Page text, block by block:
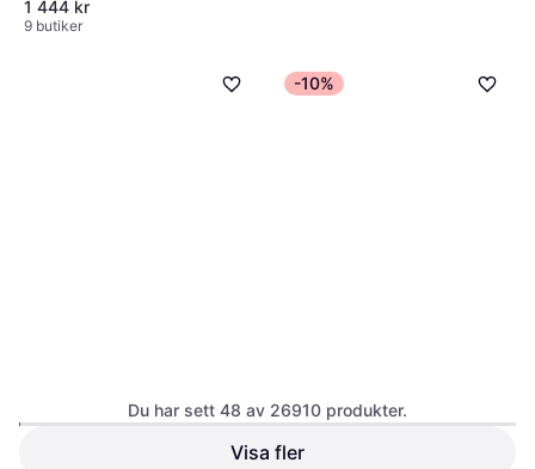
1 444 kr
9 butiker
-10%
Mobil Super 3000 XE 5W-30
Motorolja 5L
Du har sett 48 av 26910 produkter.
Visa fler